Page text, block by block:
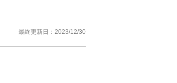
最終更新日： 2023/12/30